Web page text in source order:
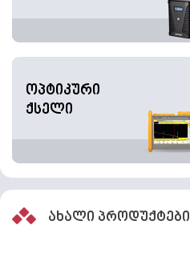
ოპტიკური
ქსელი
ახალი პროდუქტები